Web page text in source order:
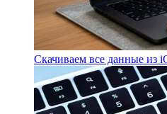
Скачиваем все данные из